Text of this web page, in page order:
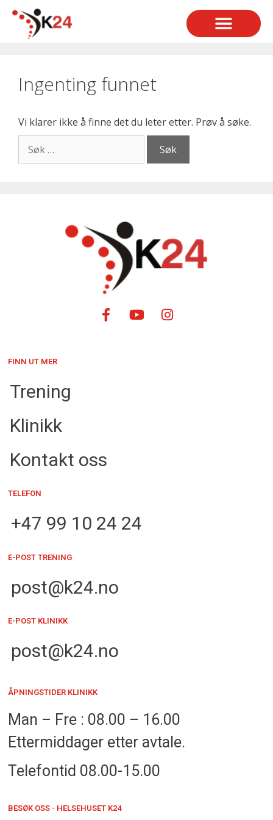
Ingenting funnet
Vi klarer ikke å finne det du leter etter. Prøv å søke.
FINN UT MER
Trening
Klinikk
Kontakt oss
TELEFON
+47 99 10 24 24
E-POST TRENING
post@k24.no
E-POST KLINIKK
post@k24.no
ÅPNINGSTIDER KLINIKK
Man – Fre : 08.00 – 16.00
Ettermiddager etter avtale.
Telefontid 08.00-15.00
BESØK OSS - HELSEHUSET K24